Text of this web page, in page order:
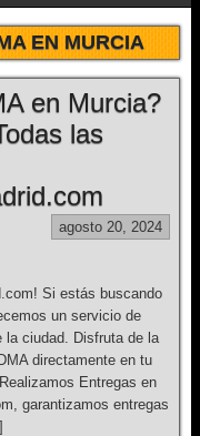
EN MURCIA
en Murcia?
las
agosto 20, 2024
Si estás buscando
un servicio de
la ciudad. Disfruta de la
directamente en tu
Entregas en
garantizamos entregas